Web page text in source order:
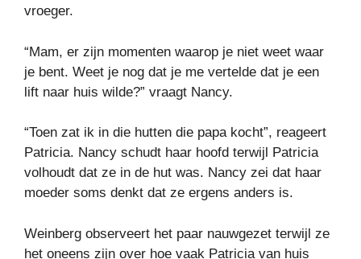
vroeger.
“Mam, er zijn momenten waarop je niet weet waar
je bent. Weet je nog dat je me vertelde dat je een
lift naar huis wilde?” vraagt ​​Nancy.
“Toen zat ik in die hutten die papa kocht”, reageert
Patricia. Nancy schudt haar hoofd terwijl Patricia
volhoudt dat ze in de hut was. Nancy zei dat haar
moeder soms denkt dat ze ergens anders is.
Weinberg observeert het paar nauwgezet terwijl ze
het oneens zijn over hoe vaak Patricia van huis